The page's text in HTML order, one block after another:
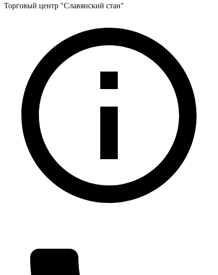
Торговый центр "Славянский стан"